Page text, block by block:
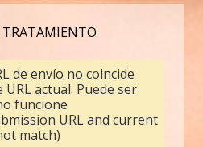
TRATAMIENTO
de envío no coincide
actual. Puede ser
funcione
URL and current
match)